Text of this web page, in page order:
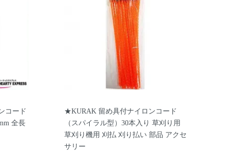
コード
全長
★KURAK 留め具付ナイロンコード
（スパイラル型）30本入り 草刈り用
草刈り機用 刈払 刈り払い 部品 アクセ
サリー